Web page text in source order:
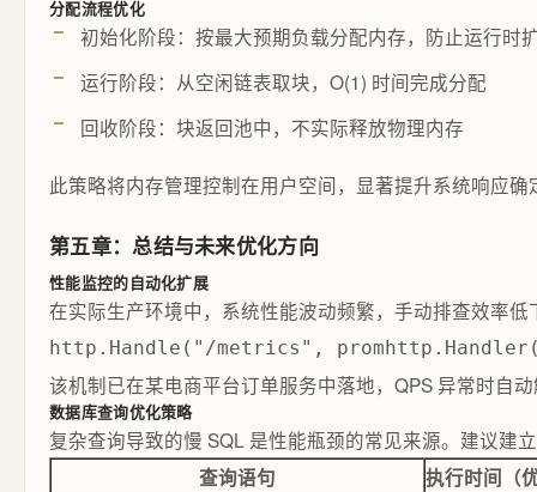
分配流程优化
初始化阶段：按最大预期负载分配内存，防止运行时
运行阶段：从空闲链表取块，O(1) 时间完成分配
回收阶段：块返回池中，不实际释放物理内存
此策略将内存管理控制在用户空间，显著提升系统响应确
第五章：总结与未来优化方向
性能监控的自动化扩展
在实际生产环境中，系统性能波动频繁，手动排查效率
http.Handle("/metrics",
该机制已在某电商平台订单服务中落地，QPS 异常时自
数据库查询优化策略
复杂查询导致的慢 SQL 是性能瓶颈的常见来源。建议建
查询语句
执行时间（